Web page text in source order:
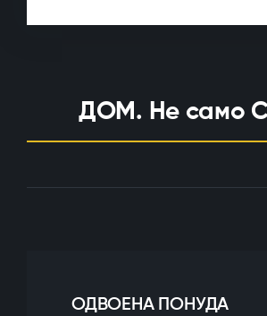
ДОМ. Не само
ОДВОЕНА ПОНУДА